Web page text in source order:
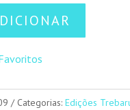
Categorias: Edições